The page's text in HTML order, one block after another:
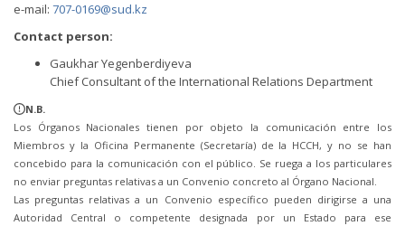
e-mail: 707-0169@sud.kz
Contact person:
Gaukhar Yegenberdiyeva
Chief Consultant of the International Relations Department
N.B.
Los Órganos Nacionales tienen por objeto la comunicación entre los
Miembros y la Oficina Permanente (Secretaría) de la HCCH, y no se han
concebido para la comunicación con el público. Se ruega a los particulares
no enviar preguntas relativas a un Convenio concreto al Órgano Nacional.
Las preguntas relativas a un Convenio específico pueden dirigirse a una
Autoridad Central o competente designada por un Estado para ese